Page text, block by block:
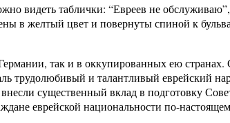
видеть таблички: “Евреев не
в желтый цвет и повернуты спиной к
так и в оккупированных ею
трудолюбивый и талантливый еврейский
существенный вклад в подготовку
еврейской национальности по-